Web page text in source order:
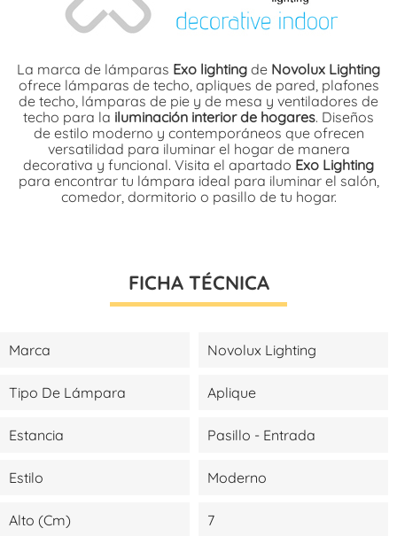
La marca de lámparas Exo lighting de Novolux Lighting
ofrece lámparas de techo, apliques de pared, plafones
de techo, lámparas de pie y de mesa y ventiladores de
techo para la iluminación interior de hogares. Diseños
de estilo moderno y contemporáneos que ofrecen
versatilidad para iluminar el hogar de manera
decorativa y funcional. Visita el apartado Exo Lighting
para encontrar tu lámpara ideal para iluminar el salón,
comedor, dormitorio o pasillo de tu hogar.
FICHA TÉCNICA
Marca Novolux Lighting
Tipo De Lámpara Aplique
Estancia Pasillo - Entrada
Estilo Moderno
Alto (cm) 7